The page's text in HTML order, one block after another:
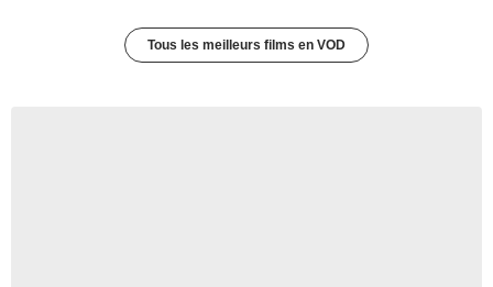
Tous les meilleurs films en VOD